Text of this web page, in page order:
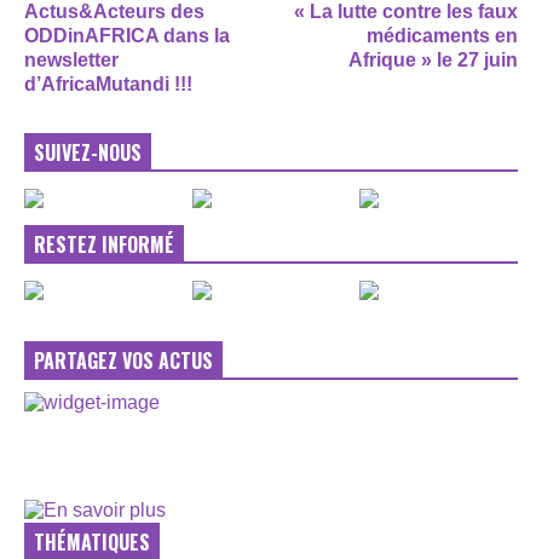
Actus&Acteurs des
ODDinAFRICA dans la
newsletter
d’AfricaMutandi !!!
« La lutte contre les faux
médicaments en
Afrique » le 27 juin
SUIVEZ-NOUS
RESTEZ INFORMÉ
PARTAGEZ VOS ACTUS
THÉMATIQUES